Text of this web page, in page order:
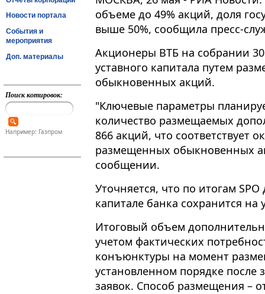
Новости портала
События и
мероприятия
Доп. материалы
Поиск котировок:
Например: Газпром
объеме до 49% акций, доля
выше 50%, сообщила пресс-
Акционеры ВТБ на собрании
уставного капитала путем
обыкновенных акций.
"Ключевые параметры
количество размещаемых
866 акций, что соответствует
размещенных обыкновенных
сообщении.
Уточняется, что по итогам SPO
капитале банка сохранится
Итоговый объем
учетом фактических
конъюнктуры на момент
установленном порядке
заявок. Способ размещения –